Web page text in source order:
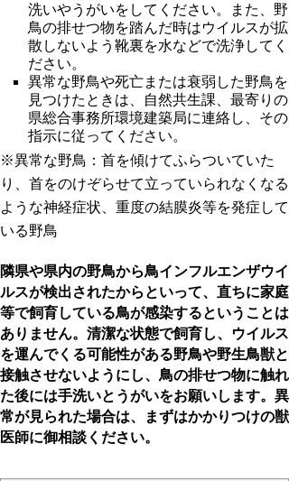
洗いやうがいをしてください。また、野
鳥の排せつ物を踏んだ時はウイルスが拡
散しないよう靴裏を水などで洗浄してく
ださい。
異常な野鳥や死亡または衰弱した野鳥を
見つけたときは、自然共生課、最寄りの
県総合事務所環境建築局に連絡し、その
指示に従ってください。
※異常な野鳥：首を傾けてふらついていた
り、首をのけぞらせて立っていられなくなる
ような神経症状、重度の結膜炎等を発症して
いる野鳥
隣県や県内の野鳥から鳥インフルエンザウイ
ルスが検出されたからといって、直ちに家庭
等で飼育している鳥が感染するということは
ありません。清潔な状態で飼育し、ウイルス
を運んでくる可能性がある野鳥や野生鳥獣と
接触させないようにし、鳥の排せつ物に触れ
た後には手洗いとうがいをお願いします。異
常が見られた場合は、まずはかかりつけの獣
医師に御相談ください。